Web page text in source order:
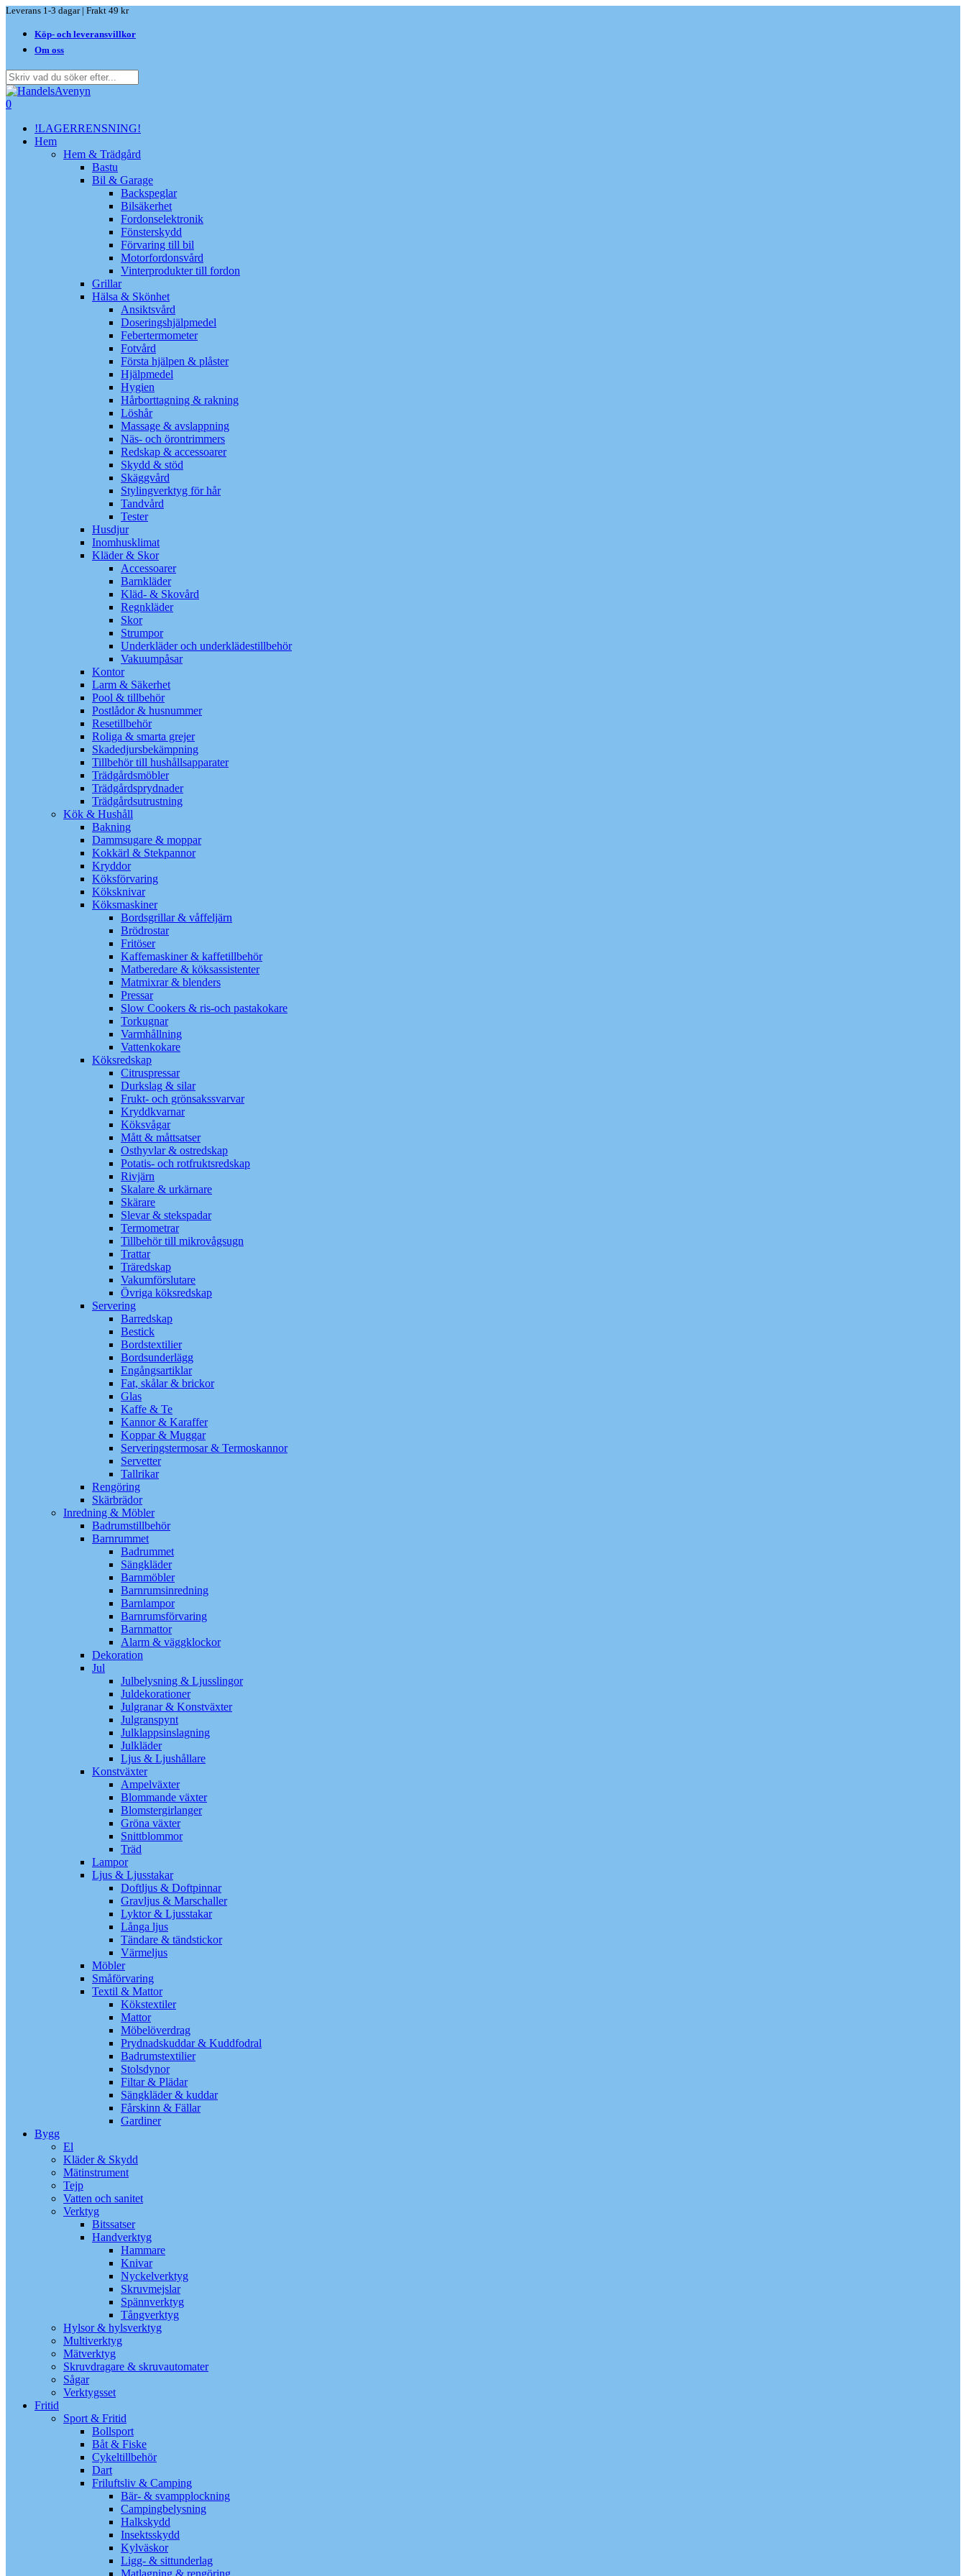
Skip
main
content
Leverans 1-3 dagar | Frakt 49 kr
Köp- och leveransvillkor
Om oss
Close
Search
search
0
!LAGERRENSNING!
Hem
Hem & Trädgård
Bastu
Bil & Garage
Backspeglar
Bilsäkerhet
Fordonselektronik
Fönsterskydd
Förvaring till bil
Motorfordonsvård
Vinterprodukter till fordon
Grillar
Hälsa & Skönhet
Ansiktsvård
Doseringshjälpmedel
Febertermometer
Fotvård
Första hjälpen & plåster
Hjälpmedel
Hygien
Hårborttagning & rakning
Löshår
Massage & avslappning
Näs- och örontrimmers
Redskap & accessoarer
Skydd & stöd
Skäggvård
Stylingverktyg för hår
Tandvård
Tester
Husdjur
Inomhusklimat
Kläder & Skor
Accessoarer
Barnkläder
Kläd- & Skovård
Regnkläder
Skor
Strumpor
Underkläder och underklädestillbehör
Vakuumpåsar
Kontor
Larm & Säkerhet
Pool & tillbehör
Postlådor & husnummer
Resetillbehör
Roliga & smarta grejer
Skadedjursbekämpning
Tillbehör till hushållsapparater
Trädgårdsmöbler
Trädgårdsprydnader
Trädgårdsutrustning
Kök & Hushåll
Bakning
Dammsugare & moppar
Kokkärl & Stekpannor
Kryddor
Köksförvaring
Köksknivar
Köksmaskiner
Bordsgrillar & våffeljärn
Brödrostar
Fritöser
Kaffemaskiner & kaffetillbehör
Matberedare & köksassistenter
Matmixrar & blenders
Pressar
Slow Cookers & ris-och pastakokare
Torkugnar
Varmhållning
Vattenkokare
Köksredskap
Citruspressar
Durkslag & silar
Frukt- och grönsakssvarvar
Kryddkvarnar
Köksvågar
Mått & måttsatser
Osthyvlar & ostredskap
Potatis- och rotfruktsredskap
Rivjärn
Skalare & urkärnare
Skärare
Slevar & stekspadar
Termometrar
Tillbehör till mikrovågsugn
Trattar
Träredskap
Vakumförslutare
Övriga köksredskap
Servering
Barredskap
Bestick
Bordstextilier
Bordsunderlägg
Engångsartiklar
Fat, skålar & brickor
Glas
Kaffe & Te
Kannor & Karaffer
Koppar & Muggar
Serveringstermosar & Termoskannor
Servetter
Tallrikar
Rengöring
Skärbrädor
Inredning & Möbler
Badrumstillbehör
Barnrummet
Badrummet
Sängkläder
Barnmöbler
Barnrumsinredning
Barnlampor
Barnrumsförvaring
Barnmattor
Alarm & väggklockor
Dekoration
Jul
Julbelysning & Ljusslingor
Juldekorationer
Julgranar & Konstväxter
Julgranspynt
Julklappsinslagning
Julkläder
Ljus & Ljushållare
Konstväxter
Ampelväxter
Blommande växter
Blomstergirlanger
Gröna växter
Snittblommor
Träd
Lampor
Ljus & Ljusstakar
Doftljus & Doftpinnar
Gravljus & Marschaller
Lyktor & Ljusstakar
Långa ljus
Tändare & tändstickor
Värmeljus
Möbler
Småförvaring
Textil & Mattor
Kökstextiler
Mattor
Möbelöverdrag
Prydnadskuddar & Kuddfodral
Badrumstextilier
Stolsdynor
Filtar & Plädar
Sängkläder & kuddar
Fårskinn & Fällar
Gardiner
Bygg
El
Kläder & Skydd
Mätinstrument
Tejp
Vatten och sanitet
Verktyg
Bitssatser
Handverktyg
Hammare
Knivar
Nyckelverktyg
Skruvmejslar
Spännverktyg
Tångverktyg
Hylsor & hylsverktyg
Multiverktyg
Mätverktyg
Skruvdragare & skruvautomater
Sågar
Verktygsset
Fritid
Sport & Fritid
Bollsport
Båt & Fiske
Cykeltillbehör
Dart
Friluftsliv & Camping
Bär- & svampplockning
Campingbelysning
Halkskydd
Insektsskydd
Kylväskor
Ligg- & sittunderlag
Matlagning & rengöring